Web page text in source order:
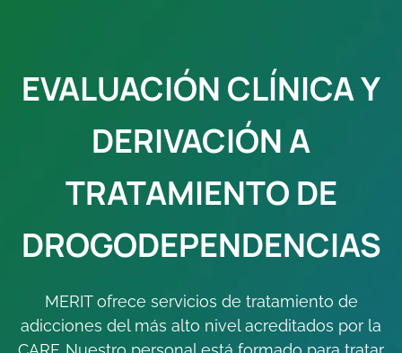
EVALUACIÓN CLÍNICA Y
DERIVACIÓN A
TRATAMIENTO DE
DROGODEPENDENCIAS
MERIT ofrece servicios de tratamiento de
adicciones del más alto nivel acreditados por la